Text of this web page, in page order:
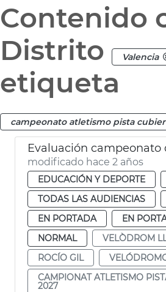
Contenido
Distrito
Valencia
etiqueta
campeonato atletismo pista
modificado hace 2 años
EDUCACIÓN Y DEPORTE
TODAS LAS AUDIENCIAS
EN PORTADA
EN
NORMAL
VELÒDROM
ROCÍO GIL
CAMPIONAT ATLETISMO
2027